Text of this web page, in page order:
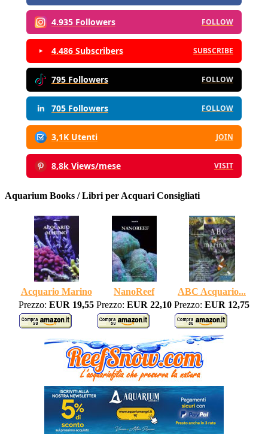
4.935 Followers FOLLOW
4.486 Subscribers SUBSCRIBE
795 Followers FOLLOW
705 Followers FOLLOW
3,1K Utenti JOIN
8,8k Views/mese VISIT
Aquarium Books / Libri per Acquari Consigliati
Acquario Marino NanoReef
ABC Acquario...
Prezzo: EUR 19,55 Prezzo: EUR 22,10 Prezzo: EUR 12,75